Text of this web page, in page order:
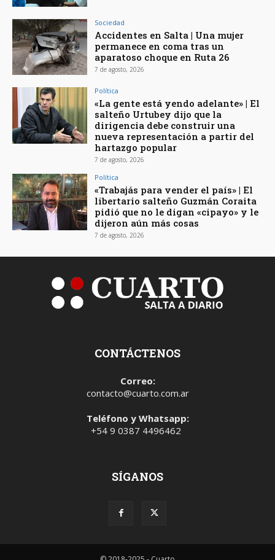
Sociedad
Accidentes en Salta | Una mujer
permanece en coma tras un
aparatoso choque en Ruta 26
7 de agosto, 2026
Política
«La gente está yendo adelante» | El
salteño Urtubey dijo que la
dirigencia debe construir una
nueva representación a partir del
hartazgo popular
7 de agosto, 2026
Política
«Trabajás para vender el país» | El
libertario salteño Guzmán Coraita
pidió que no le digan «cipayo» y le
dijeron aún más cosas
7 de agosto, 2026
CONTÁCTENOS
Correo:
contacto@cuarto.com.ar
Teléfono y Whatsapp:
+54 9 0387 4496462
SÍGANOS